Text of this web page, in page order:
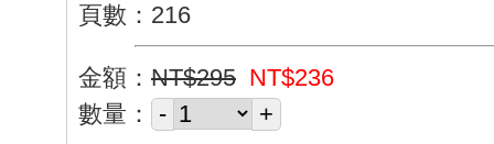
頁數：216
金額： NT$295 NT$236
數量：